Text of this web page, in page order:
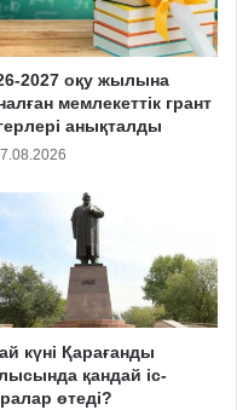
2027 оқу жылына
мемлекеттік грант
анықталды
күні Қарағанды
қандай іс-
өтеді?